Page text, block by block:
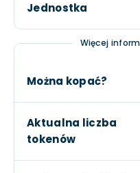
Jednostka
Więcej
Można kopać?
Aktualna liczba
tokenów